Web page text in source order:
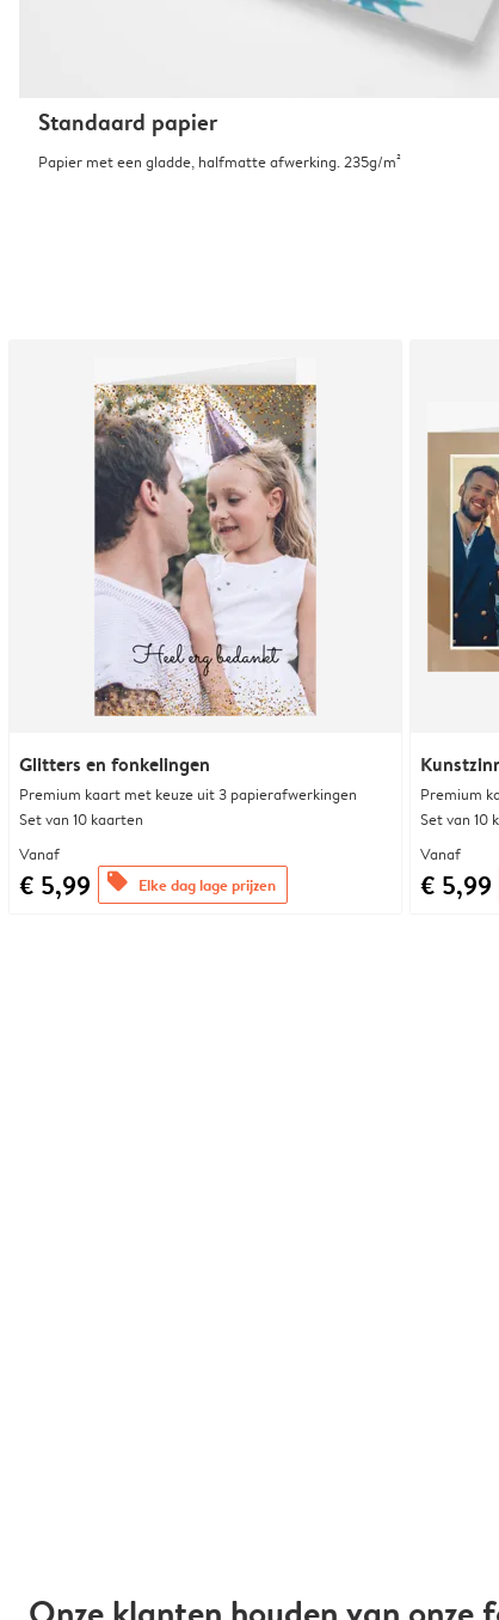
Standaard papier
Papier met een gladde, halfmatte afwerking. 235g/m²
Glitters en fonkelingen
Premium kaart met keuze uit 3 papierafwerkingen
Set van 10 kaarten
Vanaf
€ 5,99 offers Elke dag lage prijzen
Premium
Set van 10
Vanaf
€ 5,99